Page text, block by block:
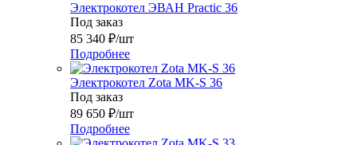
Электрокотел ЭВАН Practic 36
Под заказ
85 340 ₽/шт
Подробнее
Электрокотел Zota MK-S 36
Под заказ
89 650 ₽/шт
Подробнее